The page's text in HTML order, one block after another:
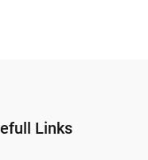
Links